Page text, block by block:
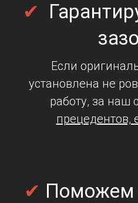
✔
Если
установлена не
работу, за наш
прецедентов,
✔ Поможем